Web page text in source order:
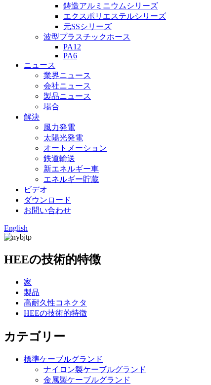
鋳造アルミニウムシリーズ
エクスポリエステルシリーズ
元SSシリーズ
波型プラスチックホース
PA12
PA6
ニュース
業界ニュース
会社ニュース
製品ニュース
場合
解決
風力発電
太陽光発電
オートメーション
鉄道輸送
新エネルギー車
エネルギー貯蔵
ビデオ
ダウンロード
お問い合わせ
English
HEEの技術的特徴
家
製品
高耐久性コネクタ
HEEの技術的特徴
カテゴリー
標準ケーブルグランド
ナイロン製ケーブルグランド
金属製ケーブルグランド